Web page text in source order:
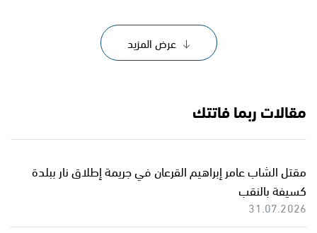
عرض المزيد
مقالات ربما فاتتك
مقتل الشاب عامر إبراهيم القرعان في جريمة إطلاق نار ببلدة
كسيفة بالنقب
31.07.2026